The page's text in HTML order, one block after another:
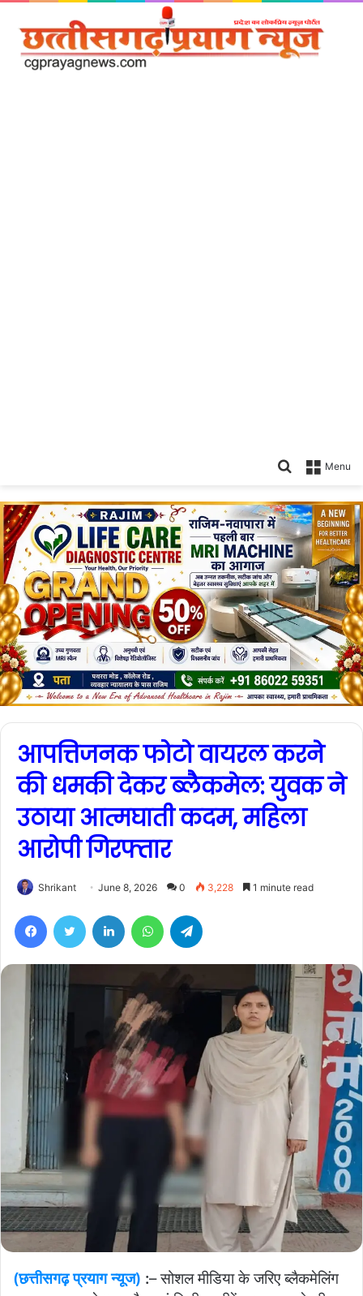
Menu
Search
आपत्तिजनक फोटो वायरल करने
की धमकी देकर ब्लैकमेल: युवक ने
उठाया आत्मघाती कदम, महिला
आरोपी गिरफ्तार
Shrikant June 8, 2026 0 3,228 1 minute read
(छत्तीसगढ़ प्रयाग न्यूज) :– सोशल मीडिया के जरिए ब्लैकमेलिंग